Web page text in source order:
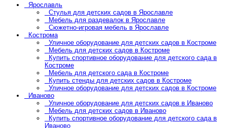
Ярославль
Стулья для детских садов в Ярославле
Мебель для раздевалок в Ярославле
Сюжетно-игровая мебель в Ярославле
Кострома
Уличное оборудование для детских садов в Костроме
Мебель для детских садов в Костроме
Купить спортивное оборудование для детского сада в
Костроме
Мебель для детского сада в Костроме
Купить стенды для детских садов в Костроме
Уличное оборудование для детских садов в Костроме
Иваново
Уличное оборудование для детских садов в Иваново
Мебель для детских садов в Иваново
Купить спортивное оборудование для детского сада в
Иваново